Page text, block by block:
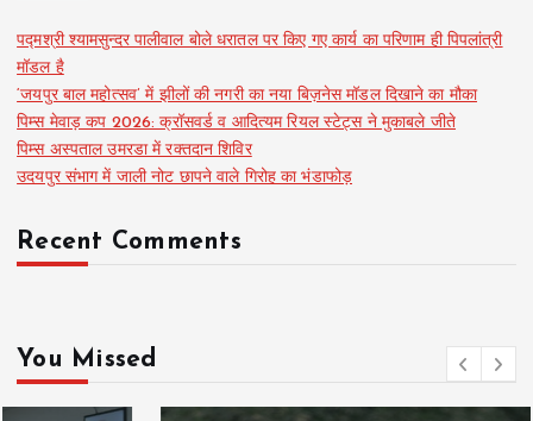
पद्मश्री श्यामसुन्दर पालीवाल बोले धरातल पर किए गए कार्य का परिणाम ही पिपलांत्री
मॉडल है
‘जयपुर बाल महोत्सव’ में झीलों की नगरी का नया बिज़नेस मॉडल दिखाने का मौका
पिम्स मेवाड़ कप 2026: क्रॉसवर्ड व आदित्यम रियल स्टेट्स ने मुकाबले जीते
पिम्स अस्पताल उमरडा में रक्तदान शिविर
उदयपुर संभाग में जाली नोट छापने वाले गिरोह का भंडाफोड़
Recent Comments
You Missed